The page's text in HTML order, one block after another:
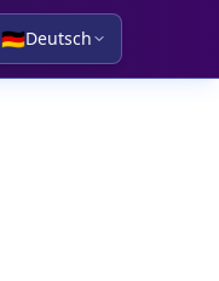
🇩🇪Deutsch